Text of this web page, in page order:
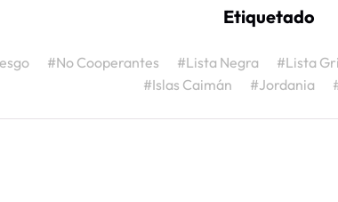
Etiquetado
#No Cooperantes #Lista Negra #Lista
#Islas Caimán
#Jordania